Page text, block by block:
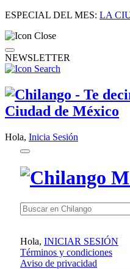
ESPECIAL DEL MES: LA
NEWSLETTER
Hola, Inicia Sesión
Hola, INICIAR SESIÓN
Términos y condiciones
Aviso de privacidad